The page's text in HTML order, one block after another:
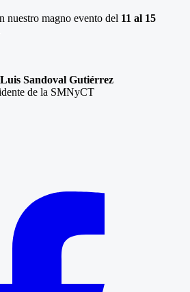
nuestro magno evento del 11 al 15
Luis Sandoval Gutiérrez
de la SMNyCT